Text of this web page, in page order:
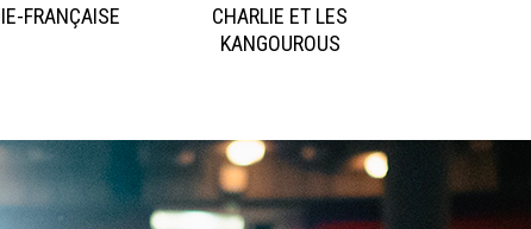
FRANÇAISE
CHARLIE ET LES
KANGOUROUS